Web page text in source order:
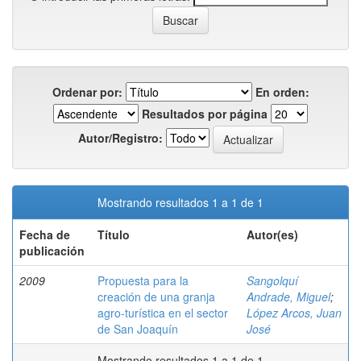
Ordenar por:
En orden:
Resultados por página
Autor/Registro:
Mostrando resultados 1 a 1 de 1
Fecha de
publicación
Título Autor(es)
2009
Propuesta para la
creación de una granja
agro-turística en el sector
de San Joaquín
Sangolquí
Andrade, Miguel;
López Arcos, Juan
José